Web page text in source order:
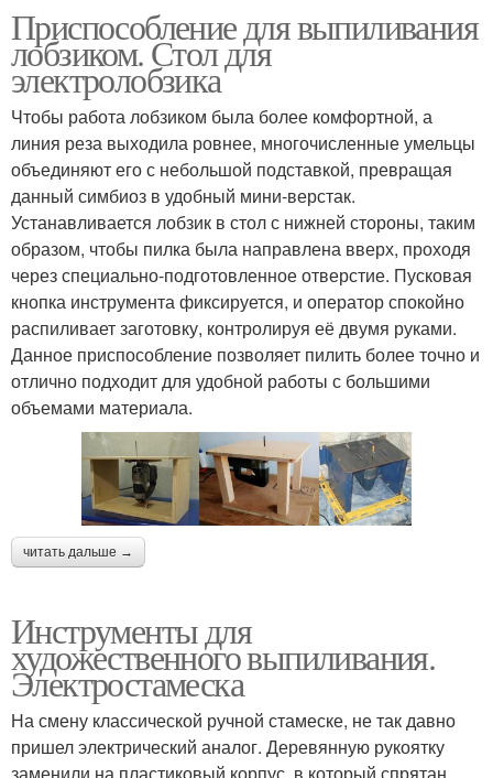
Приспособление для выпиливания
лобзиком. Стол для
электролобзика
Чтобы работа лобзиком была более комфортной, а
линия реза выходила ровнее, многочисленные умельцы
объединяют его с небольшой подставкой, превращая
данный симбиоз в удобный мини-верстак.
Устанавливается лобзик в стол с нижней стороны, таким
образом, чтобы пилка была направлена вверх, проходя
через специально-подготовленное отверстие. Пусковая
кнопка инструмента фиксируется, и оператор спокойно
распиливает заготовку, контролируя её двумя руками.
Данное приспособление позволяет пилить более точно и
отлично подходит для удобной работы с большими
объемами материала.
читать дальше →
Инструменты для
художественного выпиливания.
Электростамеска
На смену классической ручной стамеске, не так давно
пришел электрический аналог. Деревянную рукоятку